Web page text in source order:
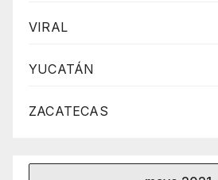
VIRAL
YUCATÁN
ZACATECAS